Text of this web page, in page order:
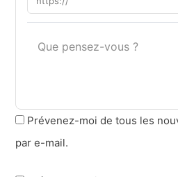
Prévenez-moi de tous les
par e-mail.